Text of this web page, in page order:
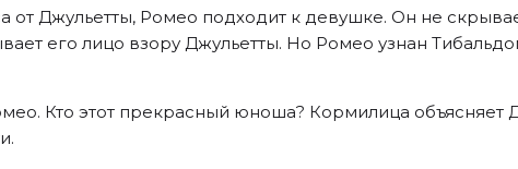
от Джульетты, Ромео подходит к девушке. Он не
его лицо взору Джульетты. Но Ромео узнан
Кто этот прекрасный юноша? Кормилица объясняет